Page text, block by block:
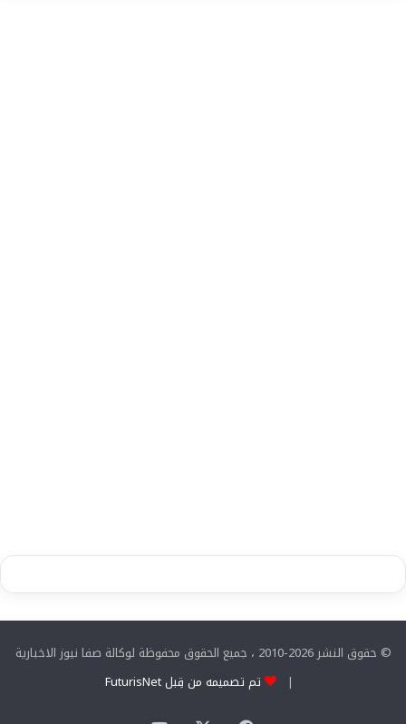
© حقوق النشر 2026-2010 ، جميع الحقوق محفوظة لوكالة صفا نيوز الاخبارية
|
تم تصميمه من قِبل FuturisNet